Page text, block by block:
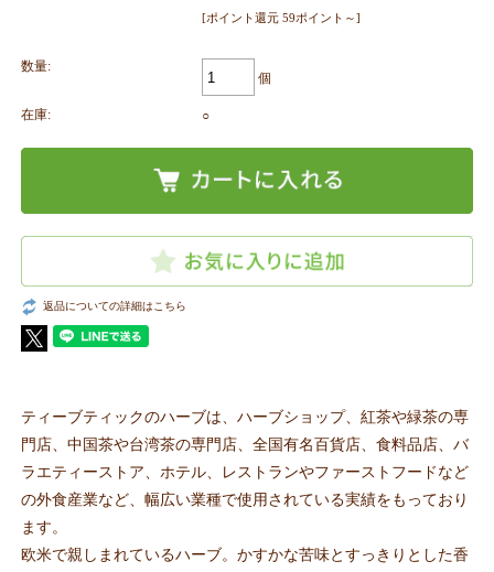
[ポイント還元 59ポイント～]
数量:
個
在庫: ○
返品についての詳細はこちら
ティーブティックのハーブは、ハーブショップ、紅茶や緑茶の専
門店、中国茶や台湾茶の専門店、全国有名百貨店、食料品店、バ
ラエティーストア、ホテル、レストランやファーストフードなど
の外食産業など、幅広い業種で使用されている実績をもっており
ます。
欧米で親しまれているハーブ。かすかな苦味とすっきりとした香